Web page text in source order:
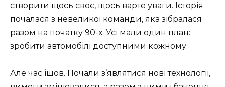
створити щось своє, щось варте уваги. Історія
почалася з невеликої команди, яка зібралася
разом на початку 90-х. Усі мали один план:
зробити автомобілі доступними кожному.
Але час ішов. Почали з’являтися нові технології,